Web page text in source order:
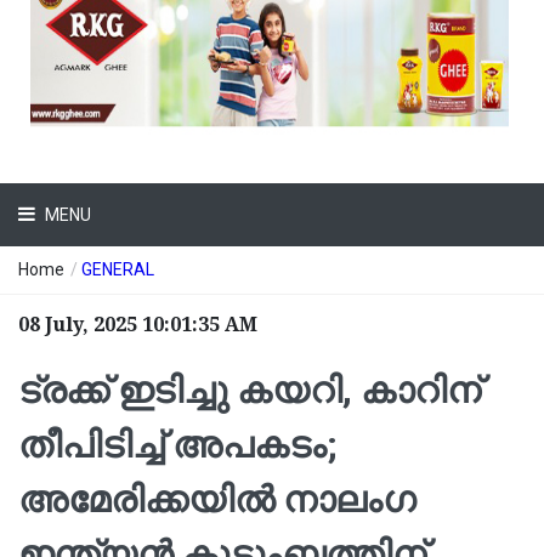
MENU
Home / GENERAL
08 July, 2025 10:01:35 AM
ട്രക്ക് ഇടിച്ചു കയറി, കാറിന്
തീപിടിച്ച് അപകടം;
അമേരിക്കയില്‍ നാലംഗ